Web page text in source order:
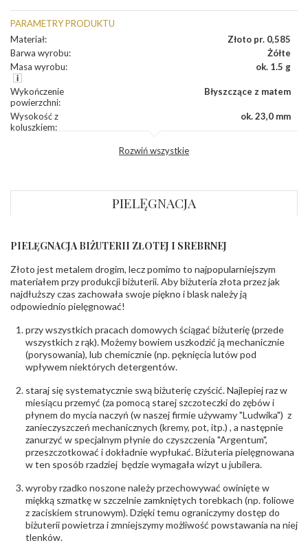
PARAMETRY PRODUKTU
Materiał:
Złoto pr. 0,585
Barwa wyrobu:
Żółte
Masa wyrobu: ok. 1.5 g
Wykończenie
powierzchni:
Błyszczące z matem
Wysokość z
koluszkiem:
ok. 23,0 mm
WĘC-Twój Jubiler S.C. Artur Węc, Małgorzata
Suchan, ul. Kurczaba 3, 30-868 Kraków; NIP:
- rodzaj
,Elementy w wyrobie wykonane z białego złota
Rozwiń wszystkie
PIELĘGNACJA
PIELĘGNACJA BIŻUTERII ZŁOTEJ I SREBRNEJ
Złoto jest metalem drogim, lecz pomimo to najpopularniejszym
materiałem przy produkcji biżuterii. Aby biżuteria złota przez jak
najdłuższy czas zachowała swoje piękno i blask należy ją
odpowiednio pielęgnować!
przy wszystkich pracach domowych ściągać biżuterię (przede
wszystkich z rąk). Możemy bowiem uszkodzić ją mechanicznie
(porysowania), lub chemicznie (np. pęknięcia lutów pod
wpływem niektórych detergentów.
staraj się systematycznie swą biżuterię czyścić. Najlepiej raz w
miesiącu przemyć (za pomocą starej szczoteczki do zębów i
płynem do mycia naczyń (w naszej firmie używamy "Ludwika") z
zanieczyszczeń mechanicznych (kremy, pot, itp.) , a następnie
zanurzyć w specjalnym płynie do czyszczenia "Argentum",
przeszczotkować i dokładnie wypłukać. Biżuteria pielęgnowana
w ten sposób rzadziej będzie wymagała wizyt u jubilera.
wyroby rzadko noszone należy przechowywać owinięte w
miękką szmatkę w szczelnie zamkniętych torebkach (np. foliowe
z zaciskiem strunowym). Dzięki temu ograniczymy dostęp do
biżuterii powietrza i zmniejszymy możliwość powstawania na niej
tlenków.